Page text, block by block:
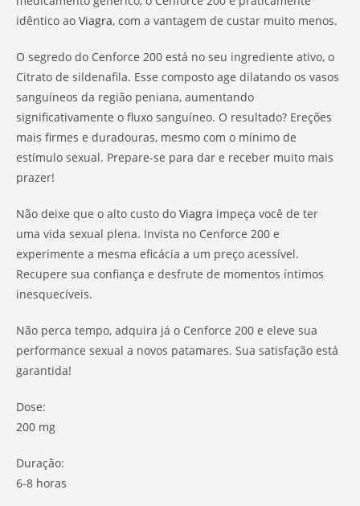
idêntico ao Viagra, com a vantagem de custar muito menos.
O segredo do Cenforce 200 está no seu ingrediente ativo, o
Citrato de sildenafila. Esse composto age dilatando os vasos
sanguíneos da região peniana, aumentando
significativamente o fluxo sanguíneo. O resultado? Ereções
mais firmes e duradouras, mesmo com o mínimo de
estímulo sexual. Prepare-se para dar e receber muito mais
prazer!
Não deixe que o alto custo do Viagra impeça você de ter
uma vida sexual plena. Invista no Cenforce 200 e
experimente a mesma eficácia a um preço acessível.
Recupere sua confiança e desfrute de momentos íntimos
inesquecíveis.
Não perca tempo, adquira já o Cenforce 200 e eleve sua
performance sexual a novos patamares. Sua satisfação está
garantida!
Dose:
200 mg
Duração:
6-8 horas